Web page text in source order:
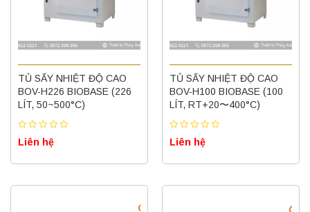
TỦ SẤY NHIỆT ĐỘ CAO
BOV-H226 BIOBASE (226
LÍT, 50~500°C)
Liên hệ
TỦ SẤY NHIỆT ĐỘ CAO
BOV-H100 BIOBASE (100
LÍT, RT+20〜400°C)
Liên hệ